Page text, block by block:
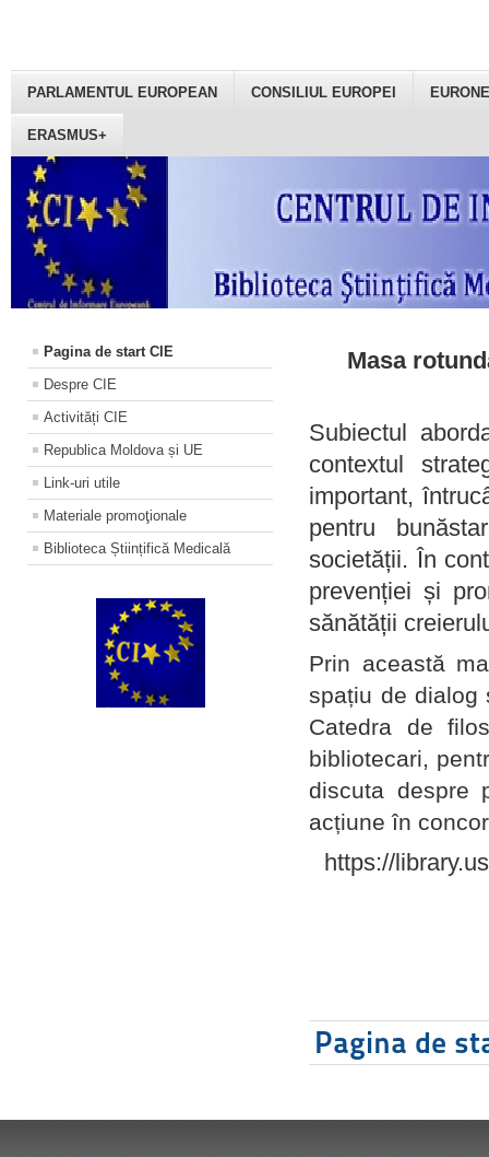
PARLAMENTUL EUROPEAN CONSILIUL EUROPEI
ERASMUS+
Pagina de start CIE
Despre CIE
Activități CIE
Republica Moldova și UE
Link-uri utile
Materiale promoţionale
Biblioteca Științifică Medicală
Masa
Subiectul
contextul
important,
pentru
societății. În
prevenției și
sănătății
Prin această
spațiu de dialog
Catedra de
bibliotecari,
discuta despre
acțiune în
https://
Pagina de